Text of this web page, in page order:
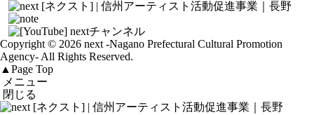
Copyright © 2026 next -Nagano Prefectural Cultural Promotion
Agency- All Rights Reserved.
▲ Page Top
メニュー
閉じる